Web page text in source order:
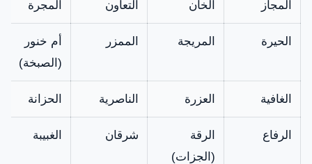
المجاز الخان التعاون المجرة
الحيرة المريجة الممزر
أم خنور
(الصبخة)
الغافية العزرة الناصرية الحزانة
الرفاع
الرقة
(الجزات)
شرقان الغبيبة